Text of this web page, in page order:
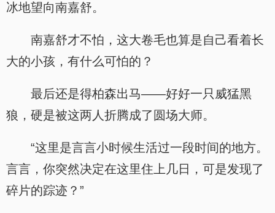
冰地望向南嘉舒。
南嘉舒才不怕，这大卷毛也算是自己看着长
大的小孩，有什么可怕的？
最后还是得柏森出马——好好一只威猛黑
狼，硬是被这两人折腾成了圆场大师。
“这里是言言小时候生活过一段时间的地方。
言言，你突然决定在这里住上几日，可是发现了
碎片的踪迹？”